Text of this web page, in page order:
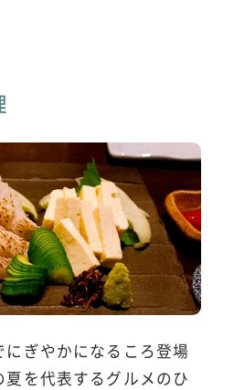
ぎやかになるころ登場
を代表するグルメのひ